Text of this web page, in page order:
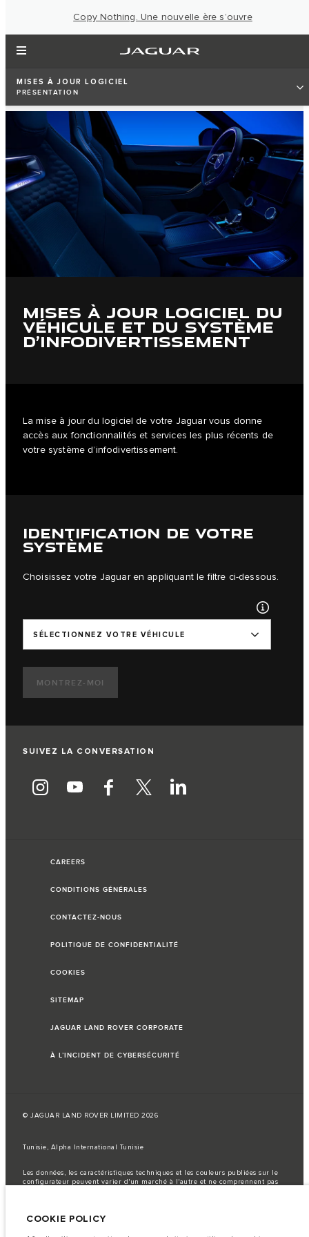
Copy Nothing. Une nouvelle ère s’ouvre
MISES À JOUR LOGICIEL
PRÉSENTATION
MISES À JOUR LOGICIEL DU
VÉHICULE ET DU SYSTÈME
D’INFODIVERTISSEMENT
La mise à jour du logiciel de votre Jaguar vous donne
accès aux fonctionnalités et services les plus récents de
votre système d’infodivertissement.
IDENTIFICATION DE VOTRE
SYSTÈME
Choisissez votre Jaguar en appliquant le filtre ci-dessous.
SÉLECTIONNEZ VOTRE VÉHICULE
MONTREZ-MOI
SUIVEZ LA CONVERSATION
CAREERS
CONDITIONS GÉNÉRALES
CONTACTEZ-NOUS
POLITIQUE DE CONFIDENTIALITÉ
COOKIES
SITEMAP
JAGUAR LAND ROVER CORPORATE
À L’INCIDENT DE CYBERSÉCURITÉ
© JAGUAR LAND ROVER LIMITED 2026
Tunisie, Alpha International Tunisie
Les données, les caractéristiques techniques et les couleurs publiées sur le
configurateur peuvent varier d'un marché à l'autre et ne comprennent pas
Remarque importante sur les images et les spécifications.
COOKIE POLICY